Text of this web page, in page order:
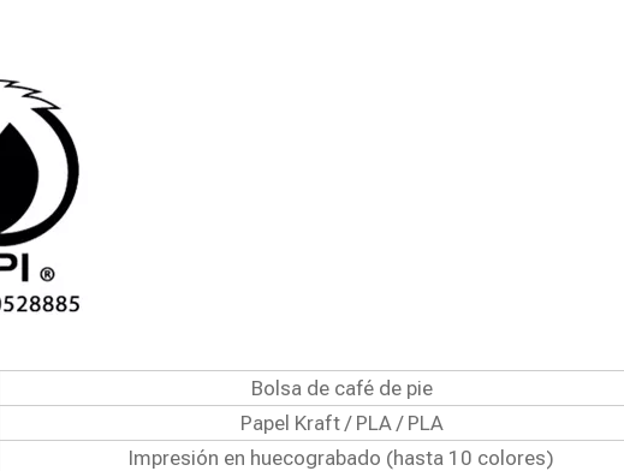
Bolsa de café de pie
Papel Kraft / PLA / PLA
Impresión en huecograbado (hasta 10 colores)